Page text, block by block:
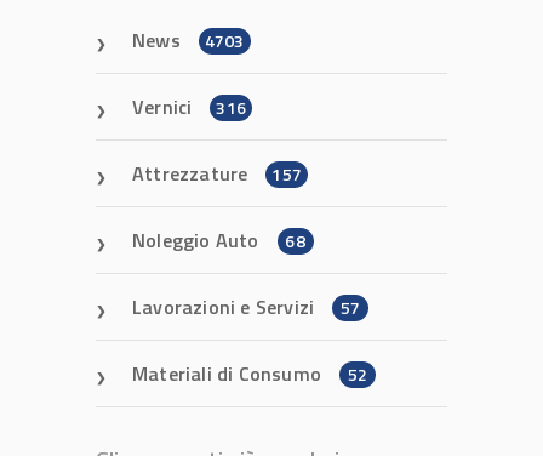
News 4703
Vernici 316
Attrezzature 157
Noleggio Auto 68
Lavorazioni e Servizi 57
Materiali di Consumo 52